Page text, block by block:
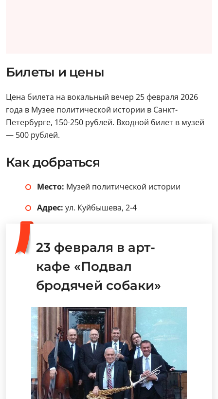
Билеты и цены
Цена билета на вокальный вечер 25 февраля 2026
года в Музее политической истории в Санкт-
Петербурге, 150-250 рублей. Входной билет в музей
— 500 рублей.
Как добраться
Место: Музей политической истории
Адрес: ул. Куйбышева, 2-4
23 февраля в арт-
кафе «Подвал
бродячей собаки»